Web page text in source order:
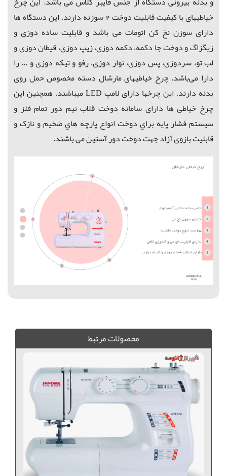
خیاطیهای با کیفیت قابلیت دوخت 2 سوزنه دارند. این دستگاه ها
دارای سوزن نخ کن اتومات می باشد و قابلیت ساده دوزی و
زیگزاگ و دوخت جا دکمه، دکمه دوزی، زیپ دوزی، قیطان دوزی و
لب تو، سردوزی، پس دوزی، نوار دوزی، رفو و تیکه دوزی و ... را
دارا می‌باشد. چرخ خیاطیهای مارشال دسته مخصوص حمل روی
بدنه دارند. این چرخها دارای لامپ LED میباشند.
همچنین این
چرخ خیاطی ها دارای سامانه دوخت قلاب نيم دور تمام فلز و
سيستم فشار پايه براي دوخت انواع پارچه هاي ضخیم و نازک و
قابلیت بازوی آزاد جهت دوخت دور آستين می باشند.
محصولات مرتبط